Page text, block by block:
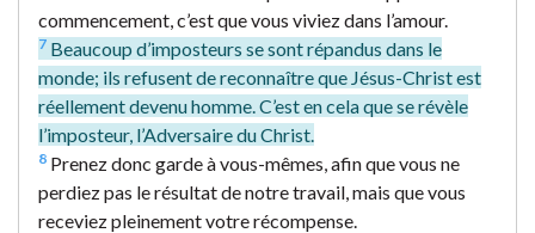
commencement, c’est que vous viviez dans l’amour.
7 Beaucoup d’imposteurs se sont répandus dans le
monde; ils refusent de reconnaître que Jésus-Christ est
réellement devenu homme. C’est en cela que se révèle
l’imposteur, l’Adversaire du Christ.
8 Prenez donc garde à vous-mêmes, afin que vous ne
perdiez pas le résultat de notre travail, mais que vous
receviez pleinement votre récompense.